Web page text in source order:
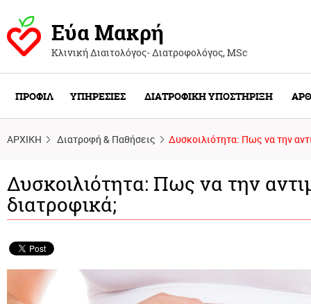
Εύα Μακρή
Κλινική Διαιτολόγος- Διατροφολόγος, ΜSc
ΠΡΟΦΙΛ ΥΠΗΡΕΣΙΕΣ ΔΙΑΤΡΟΦΙΚΗ ΥΠΟΣΤΗΡΙΞΗ
ΑΡΧΙΚΗ Διατροφή & Παθήσεις Δυσκοιλιότητα: Πως να την
Δυσκοιλιότητα: Πως να την
διατροφικά;